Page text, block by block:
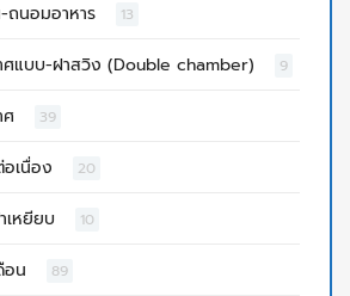
-ถนอมอาหาร 13
แบบ-ฝาสวิง (Double chamber) 9
ศ 39
เนื่อง 20
เหยียบ 10
อน 89